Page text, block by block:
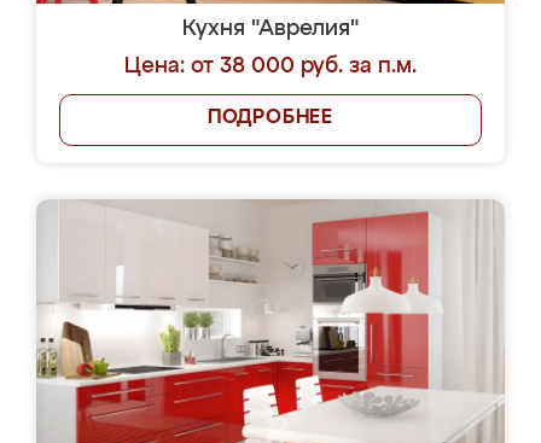
Кухня "Аврелия"
Цена: от 38 000 руб. за п.м.
ПОДРОБНЕЕ